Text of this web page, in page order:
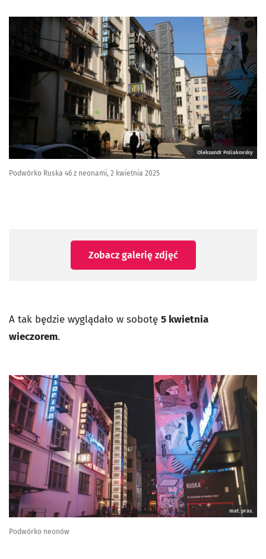
Oleksandr Poliakovsky
Podwórko Ruska 46 z neonami, 2 kwietnia 2025
Zobacz galerię zdjęć
A tak będzie wyglądało w sobotę 5 kwietnia
wieczorem.
mat. pras.
Podwórko neonów